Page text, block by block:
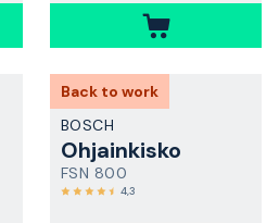
Back to work
BOSCH
Ohjainkisko
FSN 800
4,3